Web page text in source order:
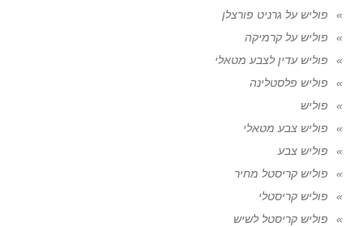
פוליש על גרניט פורצלן
פוליש על קרמיקה
פוליש עדין לצבע מטאלי
פוליש פלסטלינה
פוליש
פוליש צבע מטאלי
פוליש צבע
פוליש קריסטל מחיר
פוליש קריסטלי
פוליש קריסטל לשיש